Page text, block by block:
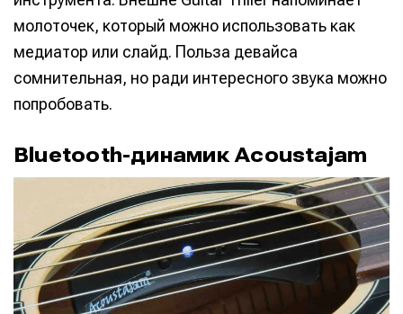
молоточек, который можно использовать как
медиатор или слайд. Польза девайса
сомнительная, но ради интересного звука можно
попробовать.
Bluetooth-динамик Acoustajam